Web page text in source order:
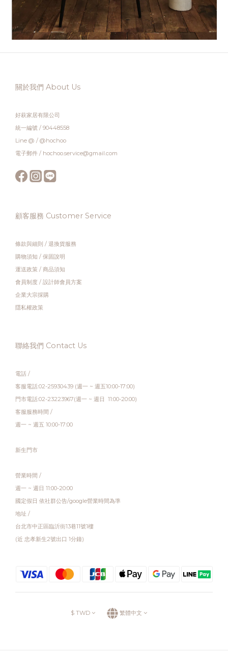
關於我們 About Us
好萩家居有限公司
統一編號 / 90448558
Line @ / @hochoo
電子郵件 / hochoo.service@gmail.com
顧客服務 Customer Service
條款與細則 / 退換貨服務
購物須知 / 保固說明
運送政策 / 商品須知
會員制度 / 設計師會員方案
企業大宗採購
隱私權政策
聯絡我們 Contact Us
電話 /
客服電話:02-25930439 (週一 ~ 週五10:00-17:00)
門市電話:02-23223967(週一 ~ 週日 11:00-20:00)
客服服務時間 /
週一 ~ 週五 10:00-17:00
新生門市
營業時間 /
週一 ~ 週日 11:00-20:00
國定假日 依社群公告/google營業時間為準
地址 /
台北市中正區臨沂街13巷11號1樓
(近 忠孝新生2號出口 1分鐘)
$ TWD 繁體中文